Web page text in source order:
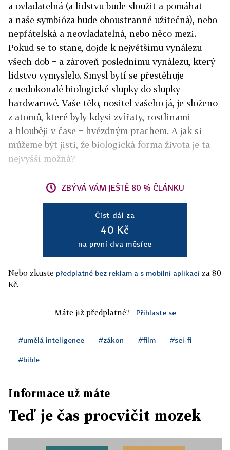
a ovladatelná (a lidstvu bude sloužit a pomáhat
a naše symbióza bude oboustranně užitečná), nebo
nepřátelská a neovladatelná, nebo něco mezi.
Pokud se to stane, dojde k největšímu vynálezu
všech dob − a zároveň poslednímu vynálezu, který
lidstvo vymyslelo. Smysl bytí se přestěhuje
z nedokonalé biologické slupky do slupky
hardwarové. Vaše tělo, nositel vašeho já, je složeno
z atomů, které byly kdysi zvířaty, rostlinami
a hlouběji v čase − hvězdným prachem. A jak si
můžeme být jisti, že biologická forma života je ta
nejvyšší možná?
ZBÝVÁ VÁM JEŠTĚ 80 % ČLÁNKU
Číst dál za
40 Kč
na první dva měsíce
Nebo zkuste předplatné bez reklam a s mobilní aplikací za 80
Kč.
Máte již předplatné? Přihlaste se
#umělá inteligence #zákon #film #sci-fi
#bible
Informace už máte
Teď je čas procvičit mozek